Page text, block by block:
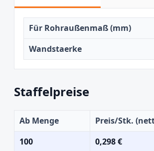
Für Rohraußenmaß (mm)
Wandstaerke
Staffelpreise
Ab Menge
Preis/Stk.
100
0,298 €